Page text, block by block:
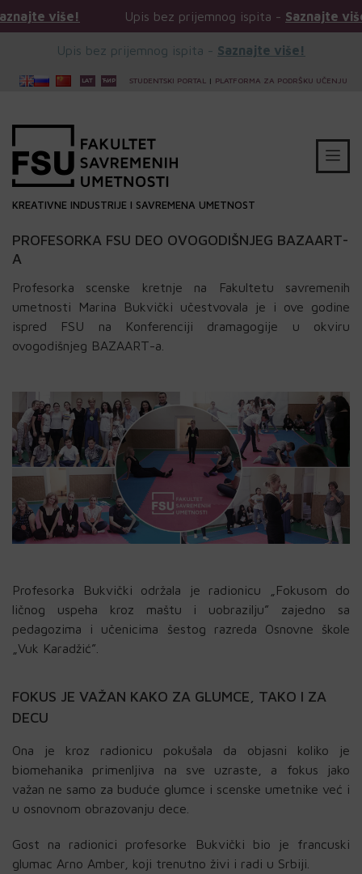
Upis bez prijemnog ispita -Saznajte više! Upis
Upis bez prijemnog ispita - Saznajte više!
STUDENTSKI PORTAL | PLATFORMA ZA PODRŠKU UČENJU
KREATIVNE INDUSTRIJE I SAVREMENA UMETNOST
PROFESORKA FSU DEO OVOGODIŠNJEG BAZAART-
A
Profesorka scenske kretnje na Fakultetu savremenih
umetnosti Marina Bukvički učestvovala je i ove godine
ispred FSU na Konferenciji dramagogije u okviru
ovogodišnjeg BAZAART-a.
Profesorka Bukvički održala je radionicu „Fokusom do
ličnog uspeha kroz maštu i uobrazilju” zajedno sa
pedagozima i učenicima šestog razreda Osnovne škole
„Vuk Karadžić”.
FOKUS JE VAŽAN KAKO ZA GLUMCE, TAKO I ZA
DECU
Ona je kroz radionicu pokušala da objasni koliko je
biomehanika primenljiva na sve uzraste, a fokus jako
važan ne samo za buduće glumce i scenske umetnike već i
u osnovnom obrazovanju dece.
Gost na radionici profesorke Bukvički bio je francuski
glumac Arno Amber, koji trenutno živi i radi u Srbiji.